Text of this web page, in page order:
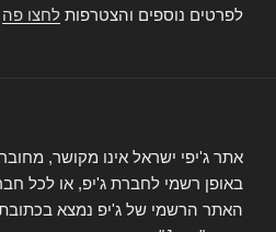
לפרטים נוספים והצטרפות לחצו פה
אתר ג'יפי ישראל אינו מקושר,
באופן רשמי לחברת ג'יפ, או לכל